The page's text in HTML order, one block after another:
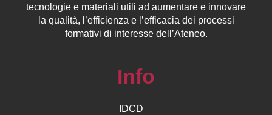
tecnologie e materiali utili ad aumentare e innovare
la qualità, l’efficienza e l’efficacia dei processi
formativi di interesse dell’Ateneo.
Info
IDCD